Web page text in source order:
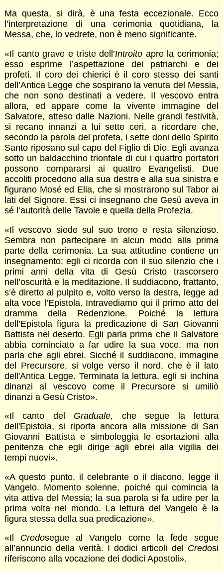
Ma questa, si dirà, è una festa eccezionale. Ecco
l’interpretazione di una cerimonia quotidiana, la
Messa, che, lo vedrete, non è meno significante.
«Il canto grave e triste dell’Introito apre la cerimonia;
esso esprime l’aspettazione dei patriarchi e dei
profeti. Il coro dei chierici è il coro stesso dei santi
dell’Antica Legge che sospirano la venuta del Messia,
che non sono destinati a vedere. Il vescovo entra
allora, ed appare come la vivente immagine del
Salvatore, atteso dalle Nazioni. Nelle grandi festività,
si recano innanzi a lui sette ceri, a ricordare che,
secondo la parola del profeta, i sette doni dello Spirito
Santo riposano sul capo del Figlio di Dio. Egli avanza
sotto un baldacchino trionfale di cui i quattro portatori
possono compararsi ai quattro Evangelisti. Due
accoliti procedono alla sua destra e alla sua sinistra e
figurano Mosé ed Elia, che si mostrarono sul Tabor ai
lati del Signore. Essi ci insegnano che Gesù aveva in
sé l’autorità delle Tavole e quella della Profezia.
«Il vescovo siede sul suo trono e resta silenzioso.
Sembra non partecipare in alcun modo alla prima
parte della cerimonia. La sua attitudine contiene un
insegnamento: egli ci ricorda con il suo silenzio che i
primi anni della vita di Gesù Cristo trascorsero
nell’oscurità e la meditazione. Il suddiacono, frattanto,
s’è diretto al pulpito e, volto verso la destra, legge ad
alta voce l’Epistola. Intravediamo qui il primo atto del
dramma della Redenzione. Poiché la lettura
dell’Epistola figura la predicazione di San Giovanni
Battista nel deserto. Egli parla prima che il Salvatore
abbia cominciato a far udire la sua voce, ma non
parla che agli ebrei. Sicché il suddiacono, immagine
del Precursore, si volge verso il nord, che è il lato
dell'Antica Legge. Terminata la lettura, egli si inchina
dinanzi al vescovo come il Precursore si umiliò
dinanzi a Gesù Cristo».
«Il canto del Graduale, che segue la lettura
dell'Epistola, si riporta ancora alla missione di San
Giovanni Battista e simboleggia le esortazioni alla
penitenza che egli dirige agli ebrei alla vigilia dei
tempi nuovi».
«A questo punto, il celebrante o il diacono, legge il
Vangelo. Momento solenne, poiché qui comincia la
vita attiva del Messia; la sua parola si fa udire per la
prima volta nel mondo. La lettura del Vangelo è la
figura stessa della sua predicazione».
«Il Credosegue al Vangelo come la fede segue
all’annuncio della verità. I dodici articoli del Credosi
riferiscono alla vocazione dei dodici Apostoli».